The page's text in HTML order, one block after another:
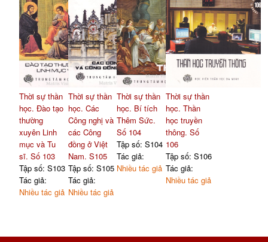
Thời sự thần
học. Đào tạo
thường
xuyên Linh
mục và Tu
sĩ. Số 103
Tập số: S103
Tác giả:
Nhiều tác giả
Thời sự thần
học. Các
Công nghị và
các Công
đồng ở Việt
Nam. S105
Tập số: S105
Tác giả:
Nhiều tác giả
Thời sự thần
học. Bí tích
Thêm Sức.
Số 104
Tập số: S104
Tác giả:
Nhiều tác giả
Thời sự thần
học. Thần
học truyền
thông. Số
106
Tập số: S106
Tác giả:
Nhiều tác giả